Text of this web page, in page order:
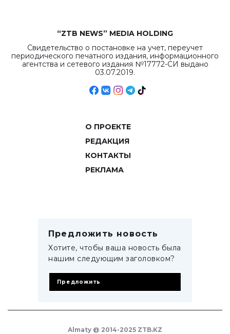
“ZTB NEWS” MEDIA HOLDING
Свидетельство о постановке на учет, переучет
периодического печатного издания, информационного
агентства и сетевого издания №17772-СИ выдано
03.07.2019.
О ПРОЕКТЕ
РЕДАКЦИЯ
КОНТАКТЫ
РЕКЛАМА
Предложить новость
Хотите, чтобы ваша новость была
нашим следующим заголовком?
Предложить
Almaty @ 2014-2025 ZTB.KZ